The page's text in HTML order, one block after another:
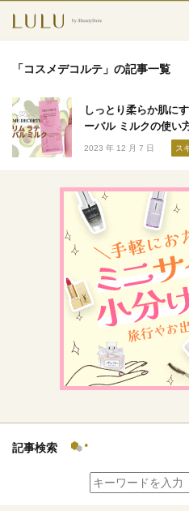
スキンケア
メークアップ
エイジングケア
フレグランス
ボディ＆ヘア
ライフスタイル
「コスメデコルテ」の記事一覧
しっとり柔らか肌に
ーバル ミルクの使い
2023 年 12 月 7 日 ス
記事検索